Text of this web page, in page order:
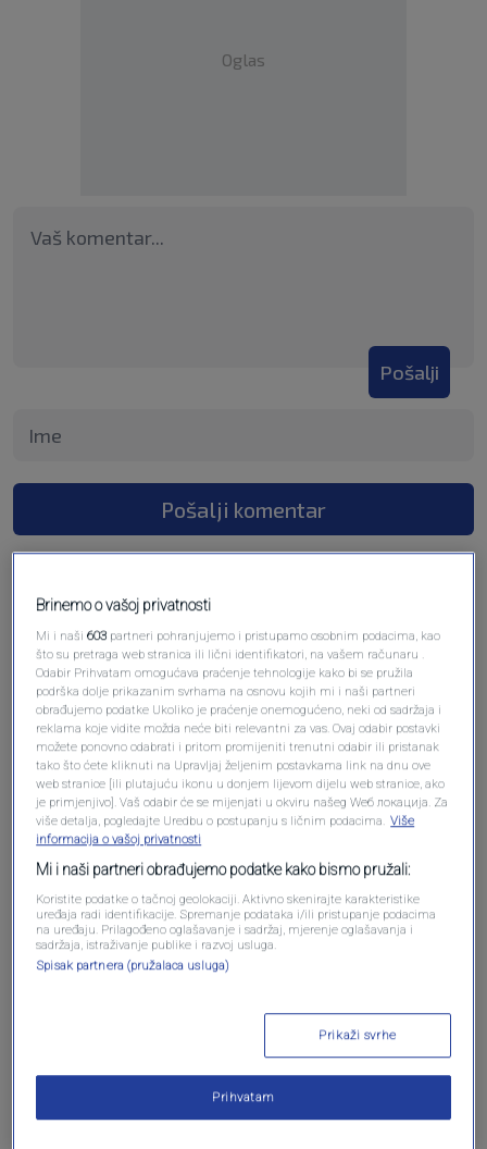
Oglas
Pošalji
Pošalji komentar
Oglas
Oglas
Brinemo o vašoj privatnosti
Mi i naši603 partneri pohranjujemo i pristupamo osobnim podacima, kao
što su pretraga web stranica ili lični identifikatori, na vašem računaru .
Odabir Prihvatam omogućava praćenje tehnologije kako bi se pružila
podrška dolje prikazanim svrhama na osnovu kojih mi i naši partneri
obrađujemo podatke Ukoliko je praćenje onemogućeno, neki od sadržaja i
reklama koje vidite možda neće biti relevantni za vas. Ovaj odabir postavki
možete ponovno odabrati i pritom promijeniti trenutni odabir ili pristanak
tako što ćete kliknuti na Upravljaj željenim postavkama link na dnu ove
web stranice [ili plutajuću ikonu u donjem lijevom dijelu web stranice, ako
je primjenjivo]. Vaš odabir će se mijenjati u okviru našeg Wеб локација. Za
više detalja, pogledajte Uredbu o postupanju s ličnim podacima. Više
informacija o vašoj privatnosti
Mi i naši partneri obrađujemo podatke kako bismo pružali:
Koristite podatke o tačnoj geolokaciji. Aktivno skenirajte karakteristike
uređaja radi identifikacije. Spremanje podataka i/ili pristupanje podacima
na uređaju. Prilagođeno oglašavanje i sadržaj, mjerenje oglašavanja i
sadržaja, istraživanje publike i razvoj usluga.
Spisak partnera (pružalaca usluga)
Prikaži svrhe
Prihvatam